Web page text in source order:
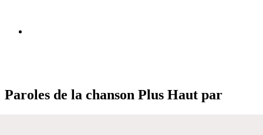
Paroles de la chanson Plus Haut par